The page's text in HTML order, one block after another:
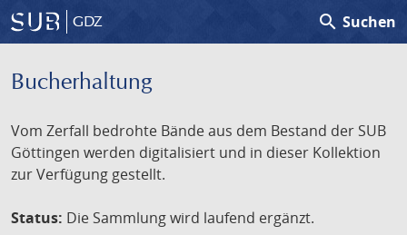
GDZ search Suchen
Bucherhaltung
Vom Zerfall bedrohte Bände aus dem Bestand der SUB
Göttingen werden digitalisiert und in dieser Kollektion
zur Verfügung gestellt.
Status: Die Sammlung wird laufend ergänzt.